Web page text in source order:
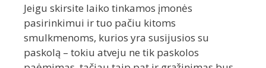
Jeigu skirsite laiko tinkamos įmonės
pasirinkimui ir tuo pačiu kitoms
smulkmenoms, kurios yra susijusios su
paskolą – tokiu atveju ne tik paskolos